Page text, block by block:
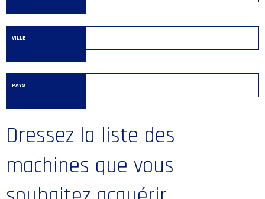
VILLE
PAYS
Dressez la liste des
machines que vous